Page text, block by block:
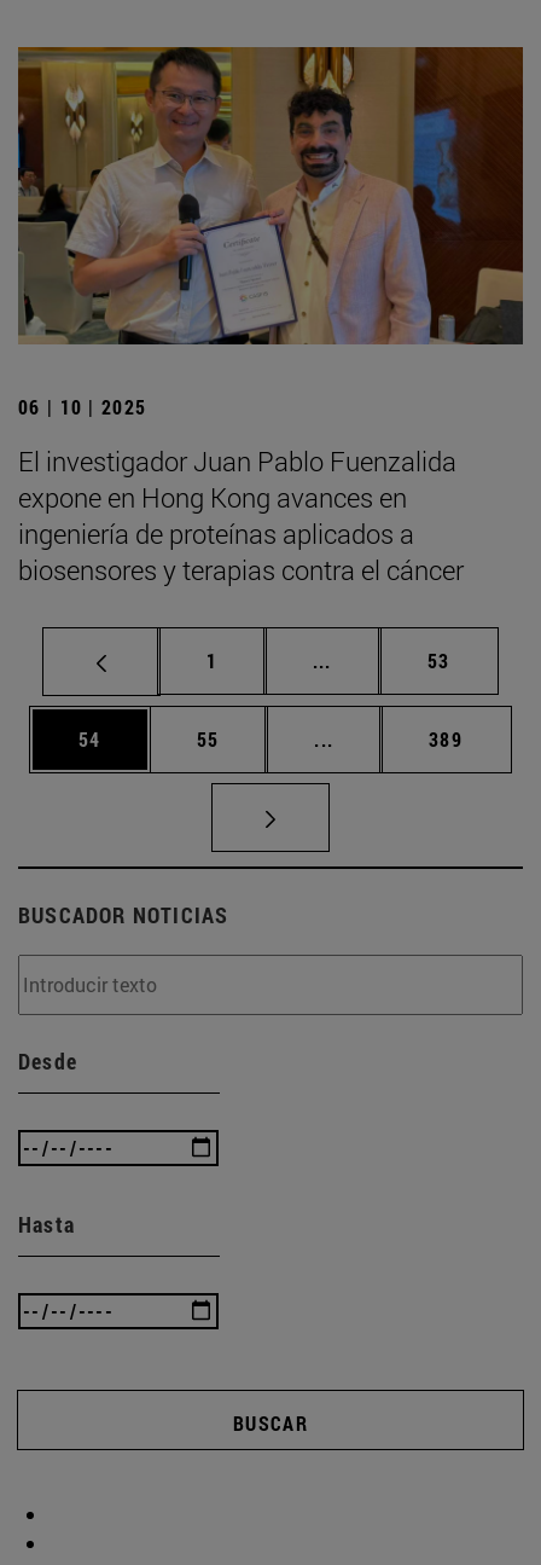
06 | 10 | 2025
El investigador Juan Pablo Fuenzalida
expone en Hong Kong avances en
ingeniería de proteínas aplicados a
biosensores y terapias contra el cáncer
Página
1 ... Páginas intermedias
Página
53
Página
54 Página
55 ... Páginas intermedias
Página
389
BUSCADOR NOTICIAS
Desde
Hasta
BUSCAR